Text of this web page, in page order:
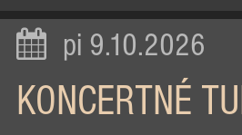
pi 9.10.2026
KONCERTNÉ